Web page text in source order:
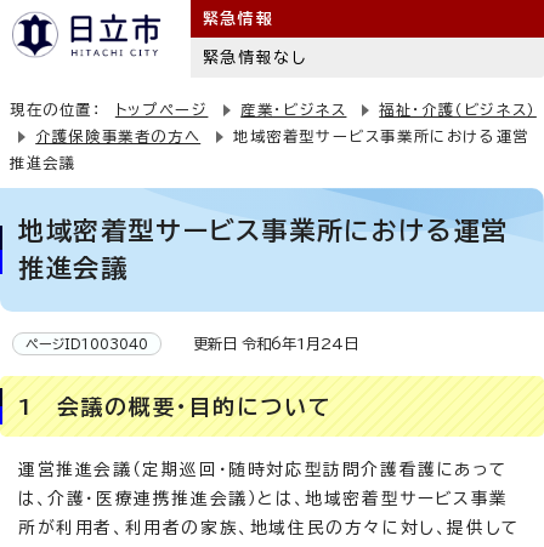
緊急情報
緊急情報なし
現在の位置： トップページ 産業・ビジネス
福祉・介護（ビジネス）
介護保険事業者の方へ
地域密着型サービス事業所における運営
推進会議
地域密着型サービス事業所における運営
推進会議
ページID1003040 更新日 令和6年1月24日
1 会議の概要・目的について
運営推進会議（定期巡回・随時対応型訪問介護看護にあって
は、介護・医療連携推進会議）とは、地域密着型サービス事業
所が利用者、利用者の家族、地域住民の方々に対し、提供して